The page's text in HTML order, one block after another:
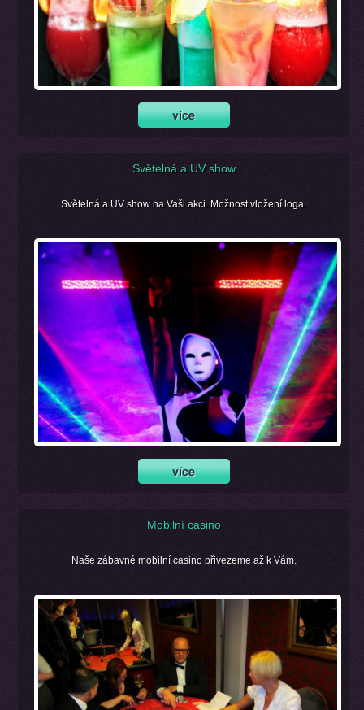
Světelná a UV show
Světelná a UV show na Vaši akci. Možnost vložení loga.
Mobilní casino
Naše zábavné mobilní casino přivezeme až k Vám.